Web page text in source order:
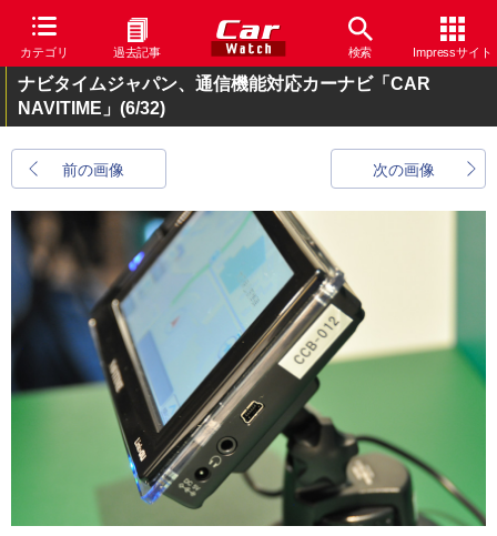
カテゴリ 過去記事 検索 Impressサイト
ナビタイムジャパン、通信機能対応カーナビ「CAR
NAVITIME」 (6/32)
前の画像 次の画像